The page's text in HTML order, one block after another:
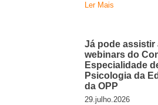
Ler Mais
Já pode assistir
webinars do
Especialidade
Psicologia da
da OPP
29.julho.2026